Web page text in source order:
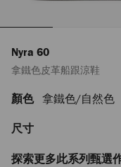
Nyra 60
拿鐵色皮革船跟涼鞋
https://
NYRA60ZKQ121606.html
顏色 拿鐵色/自然色
探索更多此系列甄選
尺寸